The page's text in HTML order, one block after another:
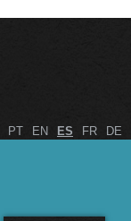
PT EN ES FR DE